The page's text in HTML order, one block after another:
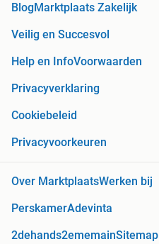
BlogMarktplaats Zakelijk
Veilig en Succesvol
Help en InfoVoorwaarden
Privacyverklaring
Cookiebeleid
Privacyvoorkeuren
Over MarktplaatsWerken bij
PerskamerAdevinta
2dehands2ememainSitemap